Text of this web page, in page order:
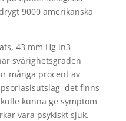
9000 amerikanska
43 mm Hg in3
svårighetsgraden
många procent av
det finns
kunna ge symptom
vara psykiskt sjuk.